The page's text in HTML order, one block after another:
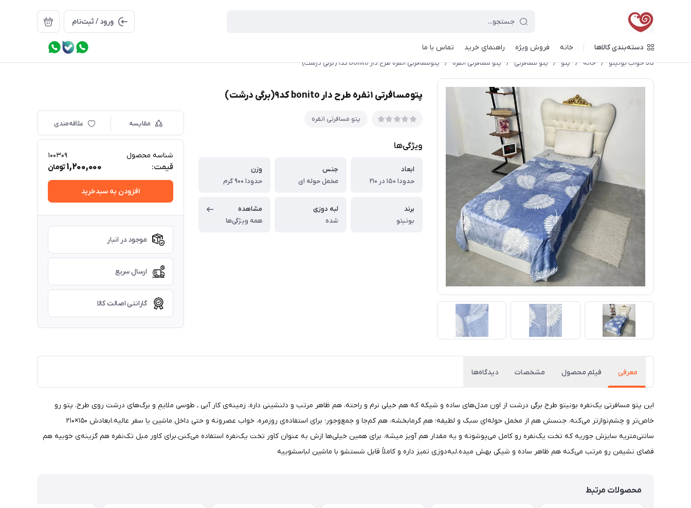
ورود / ثبت‌نام
دسته‌بندی کالاها خانه فروش ویژه راهنماي خريد تماس با ما
کالا خواب بونیتو / خانه / پتو / پتو مسافرتی / پتو مسافرتی ۱نفره / پتومسافرتی ۱نفره طرح دار bonito کد۹(برگی درشت)
پتومسافرتی ۱نفره طرح دار bonito کد۹(برگی درشت)
پتو مسافرتی ۱نفره
ویژگی‌ها
ابعاد
حدودا ۱۵۰ در ۲۱۰
جنس
مخمل حوله ای
وزن
حدودا ۹۰۰ گرم
برند
بونیتو
لبه دوزی
شده
مشاهده
همه ویژگی‌ها
مقایسه علاقه‌مندی
شناسه محصول 100309
قیمت: 1,200,000تومان
افزودن به سبدخرید
موجود در انبار
ارسال سریع
گارانتی اصالت کالا
معرفی فیلم محصول مشخصات دیدگاه‌ها
این پتو مسافرتی یک‌نفره بونیتو طرح برگی درشت از اون مدل‌های ساده و شیکه که هم خیلی نرم و راحته، هم ظاهر مرتب و دلنشینی داره. زمینه‌ی کار آبی ـ طوسی ملایمِ و برگ‌های درشت روی طرح، پتو رو
خاص‌تر و چشم‌نوازتر می‌کنه. جنسش هم از مخمل حوله‌ای سبک و لطیفه؛ هم گرمابخشه، هم کم‌جا و جمع‌وجور؛ برای استفاده‌ی روزمره، خواب عصرونه و حتی داخل ماشین یا سفر عالیه.ابعادش ۱۵۰×۲۱۰
سانتی‌متریه سایزش جوریه که تخت یک‌نفره رو کامل می‌پوشونه و یه مقدار هم آویز میشه، برای همین خیلی‌ها ازش به عنوان کاور تخت یک‌نفره استفاده می‌کنن.برای کاور مبل تک‌نفره هم گزینه‌ی خوبیه هم
فضای نشیمن رو مرتب می‌کنه هم ظاهر ساده و شیکی بهش میده.لبه‌دوزی تمیز داره و کاملاً قابل شستشو با ماشین لباسشوییه
محصولات مرتبط